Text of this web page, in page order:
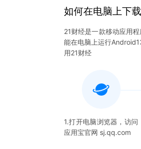
如何在电脑上下
21财经是一款移动应用
能在电脑上运行
用21财经
1.打开电脑浏览器，访问
应用宝官网 sj.qq.com